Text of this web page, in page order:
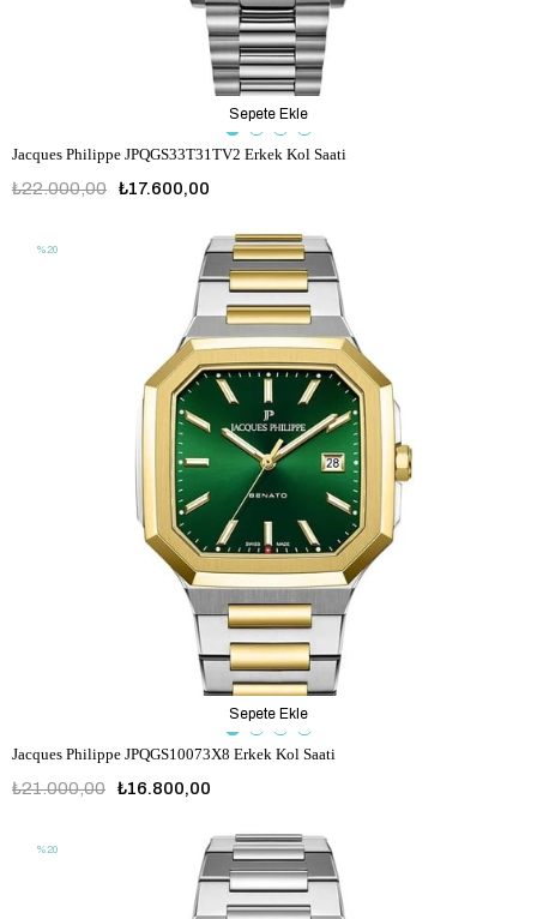
Jacques Philippe JPQGS33T31TV2 Erkek Kol Saati
₺17.600,00
₺22.000,00
Sepete Ekle
Jacques Philippe JPQGS10073X8 Erkek Kol Saati
₺16.800,00
₺21.000,00
Sepete Ekle
%20
%20